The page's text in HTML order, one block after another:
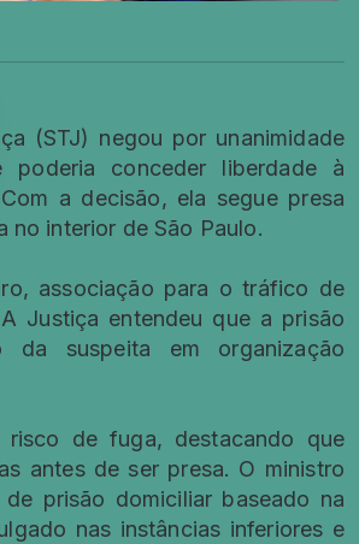
(STJ) negou por unanimidade
conceder liberdade à
a decisão, ela segue presa
no interior de São Paulo.
associação para o tráfico de
Justiça entendeu que a prisão
da suspeita em organização
de fuga, destacando que
antes de ser presa. O ministro
prisão domiciliar baseado na
nas instâncias inferiores e